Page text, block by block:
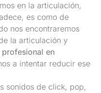
en la articulación,
es como de
nos encontraremos
la articulación y
profesional en
a intentar reducir ese
sonidos de click, pop,